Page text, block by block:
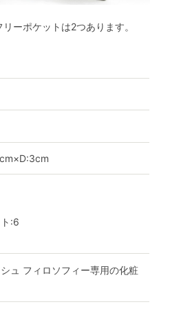
ーポケットは2つあります。
:6
ュ フィロソフィー専用の化粧